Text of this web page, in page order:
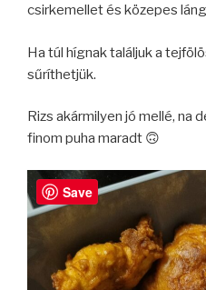
csirkemellet és közepes
Ha túl hígnak találjuk a
sűríthetjük.
Rizs akármilyen jó mellé, na
finom puha maradt 🙃
Save